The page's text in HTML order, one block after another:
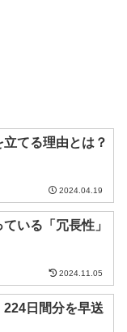
てる理由とは？
2024.04.19
いる「冗長性」
2024.11.05
日間分を早送